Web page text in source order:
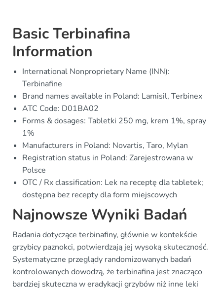
Basic Terbinafina
Information
International Nonproprietary Name (INN):
Terbinafine
Brand names available in Poland: Lamisil, Terbinex
ATC Code: D01BA02
Forms & dosages: Tabletki 250 mg, krem 1%, spray
1%
Manufacturers in Poland: Novartis, Taro, Mylan
Registration status in Poland: Zarejestrowana w
Polsce
OTC / Rx classification: Lek na receptę dla tabletek;
dostępna bez recepty dla form miejscowych
Najnowsze Wyniki Badań
Badania dotyczące terbinafiny, głównie w kontekście
grzybicy paznokci, potwierdzają jej wysoką skuteczność.
Systematyczne przeglądy randomizowanych badań
kontrolowanych dowodzą, że terbinafina jest znacząco
bardziej skuteczna w eradykacji grzybów niż inne leki